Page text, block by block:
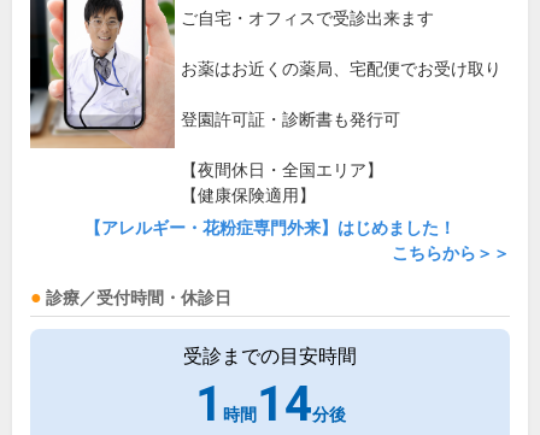
ご自宅・オフィスで受診出来ます
お薬はお近くの薬局、宅配便でお受け取り
登園許可証・診断書も発行可
【夜間休日・全国エリア】
【健康保険適用】
【アレルギー・花粉症専門外来】はじめました！
こちらから＞＞
診療／受付時間・休診日
受診までの目安時間
1 時間14分後